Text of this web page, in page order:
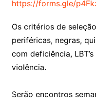
https://forms.gle/
Os critérios de
periféricas, negras,
com deficiência,
violência.
Serão encontros